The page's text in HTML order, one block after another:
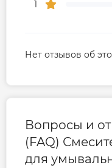
1
Нет отзывов об
Вопросы и
(FAQ)
для